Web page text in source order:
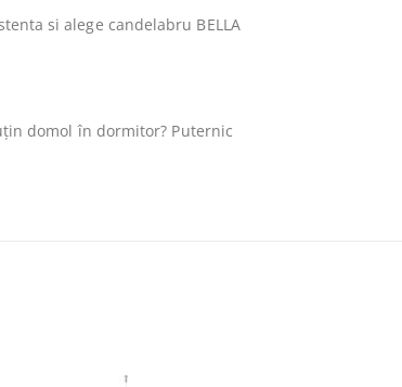
si alege candelabru BELLA
domol în dormitor? Puternic